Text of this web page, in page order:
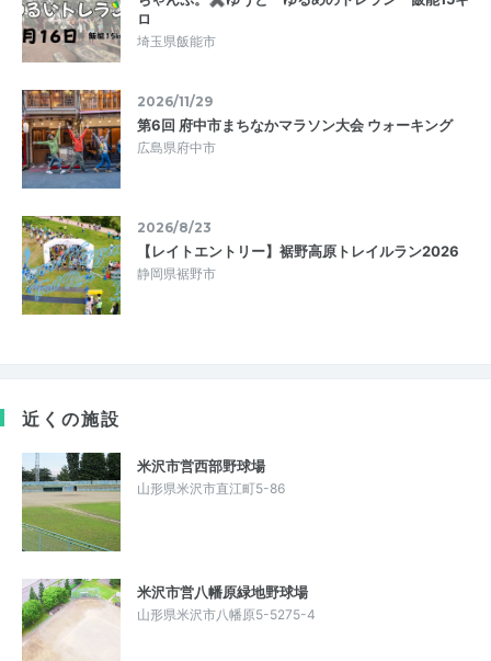
ロ
埼玉県飯能市
2026/11/29
第6回 府中市まちなかマラソン大会 ウォーキング
広島県府中市
2026/8/23
【レイトエントリー】裾野高原トレイルラン2026
静岡県裾野市
近くの施設
米沢市営西部野球場
山形県米沢市直江町5-86
米沢市営八幡原緑地野球場
山形県米沢市八幡原5-5275-4